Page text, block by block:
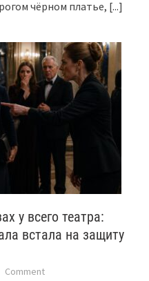
чёрном платье, [...]
у всего театра:
встала на защиту
Comment